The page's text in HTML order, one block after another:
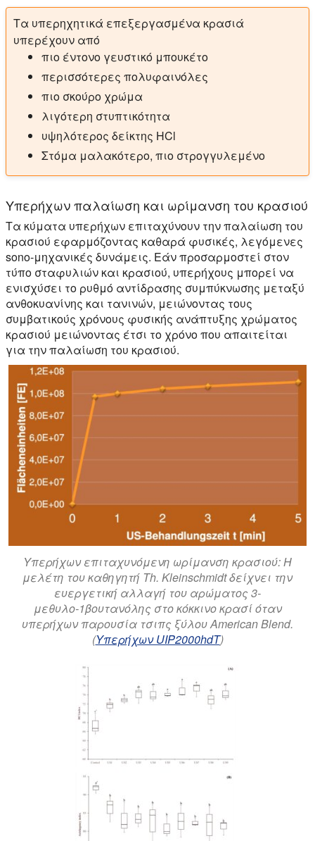
Τα υπερηχητικά επεξεργασμένα κρασιά
υπερέχουν από
πιο έντονο γευστικό μπουκέτο
περισσότερες πολυφαινόλες
πιο σκούρο χρώμα
λιγότερη στυπτικότητα
υψηλότερος δείκτης HCl
Στόμα μαλακότερο, πιο στρογγυλεμένο
Υπερήχων παλαίωση και ωρίμανση του κρασιού
Τα κύματα υπερήχων επιταχύνουν την παλαίωση του
κρασιού εφαρμόζοντας καθαρά φυσικές, λεγόμενες
sono-μηχανικές δυνάμεις. Εάν προσαρμοστεί στον
τύπο σταφυλιών και κρασιού, υπερήχους μπορεί να
ενισχύσει το ρυθμό αντίδρασης συμπύκνωσης μεταξύ
ανθοκυανίνης και τανινών, μειώνοντας τους
συμβατικούς χρόνους φυσικής ανάπτυξης χρώματος
κρασιού μειώνοντας έτσι το χρόνο που απαιτείται
για την παλαίωση του κρασιού.
Υπερήχων επιταχυνόμενη ωρίμανση κρασιού: Η
μελέτη του καθηγητή Th. Kleinschmidt δείχνει την
ευεργετική αλλαγή του αρώματος 3-
μεθυλο-1βουτανόλης στο κόκκινο κρασί όταν
υπερήχων παρουσία τσιπς ξύλου American Blend.
(Υπερήχων UIP2000hdT)